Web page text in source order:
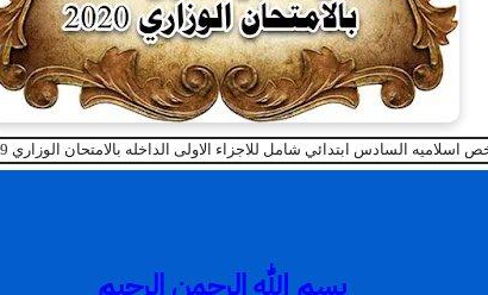
اسلاميه السادس ابتدائي شامل للاجزاء الاولى الداخله بالامتحان الوزاري 2020/2019
بسم الله الرحمن الرحيم